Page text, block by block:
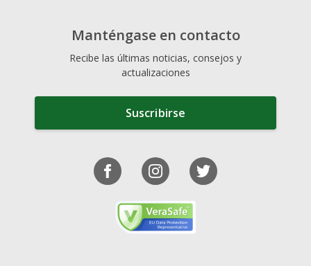
Manténgase en contacto
Recibe las últimas noticias, consejos y
actualizaciones
Suscribirse